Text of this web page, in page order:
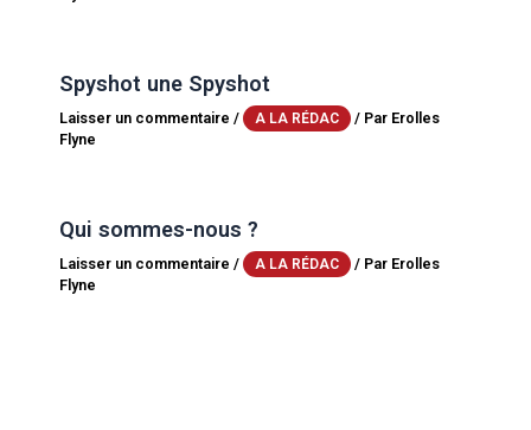
Spyshot une Spyshot
Laisser un commentaire / A LA RÉDAC / Par Erolles
Flyne
Qui sommes-nous ?
Laisser un commentaire / A LA RÉDAC / Par Erolles
Flyne